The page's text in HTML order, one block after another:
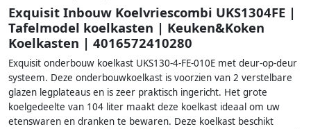
Exquisit Inbouw Koelvriescombi UKS1304FE |
Tafelmodel koelkasten | Keuken&Koken
Koelkasten | 4016572410280
Exquisit onderbouw koelkast UKS130-4-FE-010E met deur-op-deur
systeem. Deze onderbouwkoelkast is voorzien van 2 verstelbare
glazen legplateaus en is zeer praktisch ingericht. Het grote
koelgedeelte van 104 liter maakt deze koelkast ideaal om uw
etenswaren en dranken te bewaren. Deze koelkast beschikt